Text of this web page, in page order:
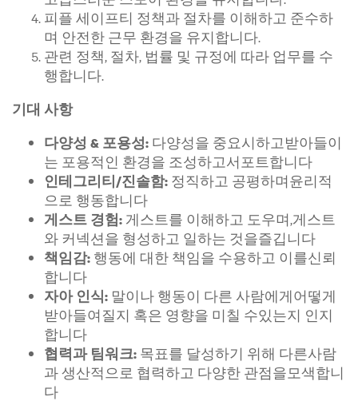
피플 세이프티 정책과 절차를 이해하고 준수하
며 안전한 근무 환경을 유지합니다.
관련 정책, 절차, 법률 및 규정에 따라 업무를 수
행합니다.
기대 사항
다양성 & 포용성: 다양성을 중요시하고받아들이
는 포용적인 환경을 조성하고서포트합니다
인테그리티/진솔함: 정직하고 공평하며윤리적
으로 행동합니다
게스트 경험: 게스트를 이해하고 도우며,게스트
와 커넥션을 형성하고 일하는 것을즐깁니다
책임감: 행동에 대한 책임을 수용하고 이를신뢰
합니다
자아 인식: 말이나 행동이 다른 사람에게어떻게
받아들여질지 혹은 영향을 미칠 수있는지 인지
합니다
협력과 팀워크: 목표를 달성하기 위해 다른사람
과 생산적으로 협력하고 다양한 관점을모색합니
다